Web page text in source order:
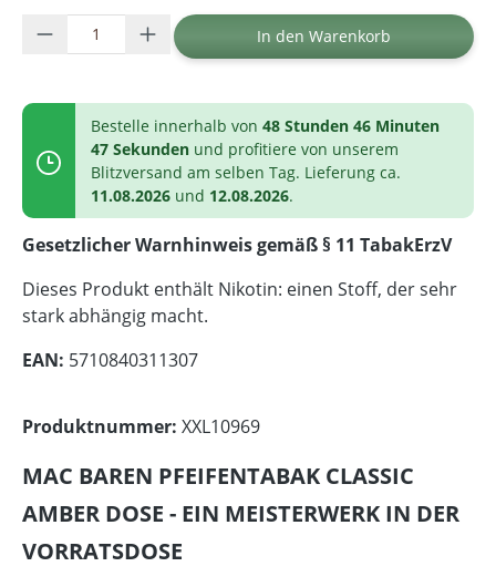
Produkt Anzahl: Gib den gewünschten
In den Warenkorb
Bestelle innerhalb von 48 Stunden 46 Minuten
47 Sekunden und profitiere von unserem
Blitzversand am selben Tag. Lieferung ca.
11.08.2026 und 12.08.2026.
Gesetzlicher Warnhinweis gemäß § 11 TabakErzV
Dieses Produkt enthält Nikotin: einen Stoff, der sehr
stark abhängig macht.
EAN: 5710840311307
Produktnummer: XXL10969
MAC BAREN PFEIFENTABAK CLASSIC
AMBER DOSE - EIN MEISTERWERK IN DER
VORRATSDOSE